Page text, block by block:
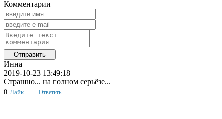
Комментарии
Инна
2019-10-23 13:49:18
Страшно... на полном серьёзе...
0 Лайк Ответить